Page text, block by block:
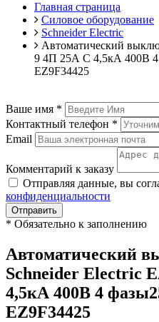
Главная страница
Силовое оборудование
Schneider Electric
Автоматический
9 4П 25А С 4,5кА 400В
EZ9F34425
Ваше имя *
Контактный телефон *
Email
Комментарий к заказу
Отправляя данные, вы
конфиденциальности
Отправить
* Обязательно к заполнению
Автоматический
Schneider Electric
4,5кА 400В 4
EZ9F34425